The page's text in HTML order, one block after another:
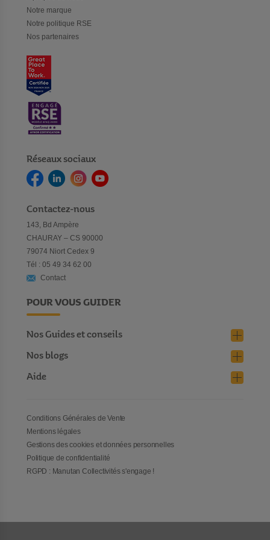
Notre marque
Notre politique RSE
Nos partenaires
Réseaux sociaux
Contactez-nous
143, Bd Ampère
CHAURAY – CS 90000
79074 Niort Cedex 9
Tél : 05 49 34 62 00
Contact
POUR VOUS GUIDER
Nos Guides et conseils
Nos blogs
Aide
Conditions Générales de Vente
Mentions légales
Gestions des cookies et données personnelles
Politique de confidentialité
RGPD : Manutan Collectivités s'engage !